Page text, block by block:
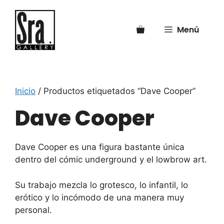
contenido
Menú
Inicio / Productos etiquetados “Dave Cooper”
Dave Cooper
Dave Cooper es una figura bastante única
dentro del cómic underground y el lowbrow art.
Su trabajo mezcla lo grotesco, lo infantil, lo
erótico y lo incómodo de una manera muy
personal.